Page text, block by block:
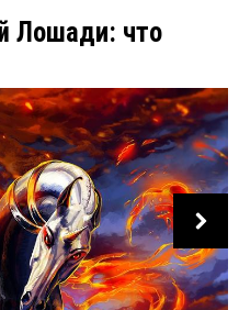
Лошади: что